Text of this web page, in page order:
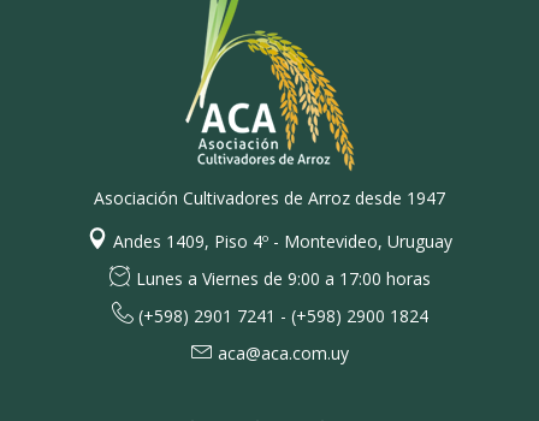
Asociación Cultivadores de Arroz desde 1947
Andes 1409, Piso 4º - Montevideo, Uruguay
Lunes a Viernes de 9:00 a 17:00 horas
(+598) 2901 7241 - (+598) 2900 1824
aca@aca.com.uy